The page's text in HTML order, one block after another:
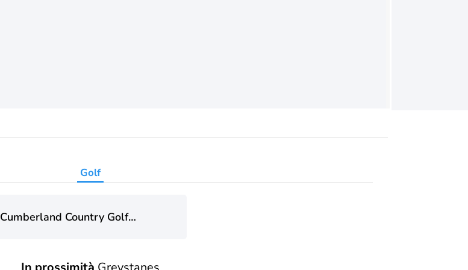
Golf
Cumberland Country Golf